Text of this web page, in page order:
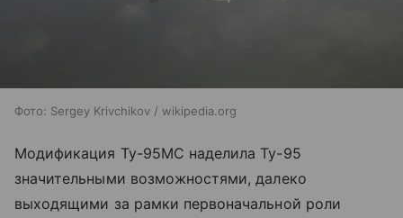
Фото: Sergey Krivchikov / wikipedia.org
Модификация Ту-95МС наделила Ту-95
значительными возможностями, далеко
выходящими за рамки первоначальной роли